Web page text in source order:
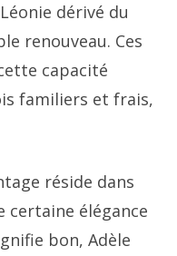
dérivé du
renouveau. Ces
capacité
familiers et frais,
réside dans
certaine élégance
bon, Adèle